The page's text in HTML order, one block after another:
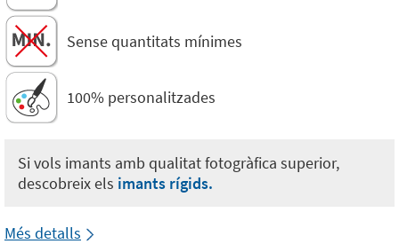
Sense quantitats mínimes
100% personalitzades
Si vols imants amb qualitat fotogràfica superior,
descobreix els imants rígids.
Més detalls